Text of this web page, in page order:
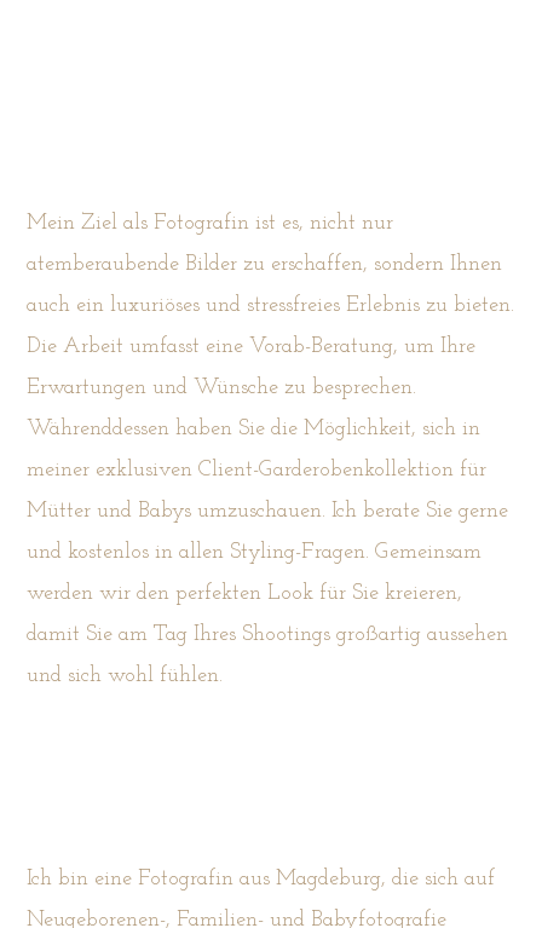
Mein Ziel als Fotografin ist es, nicht nur
atemberaubende Bilder zu erschaffen, sondern Ihnen
auch ein luxuriöses und stressfreies Erlebnis zu bieten.
Die Arbeit umfasst eine Vorab-Beratung, um Ihre
Erwartungen und Wünsche zu besprechen.
Währenddessen haben Sie die Möglichkeit, sich in
meiner exklusiven Client-Garderobenkollektion für
Mütter und Babys umzuschauen. Ich berate Sie gerne
und kostenlos in allen Styling-Fragen. Gemeinsam
werden wir den perfekten Look für Sie kreieren,
damit Sie am Tag Ihres Shootings großartig aussehen
und sich wohl fühlen.
Ich bin eine Fotografin aus Magdeburg, die sich auf
Neugeborenen-, Familien- und Babyfotografie